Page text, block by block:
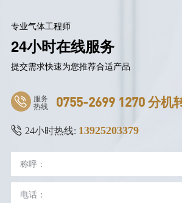
专业气体工程师
24小时在线服务
提交需求快速为您推荐合适产品
服务
热线 0755-2699 1270 分机
24小时热线: 13925203379